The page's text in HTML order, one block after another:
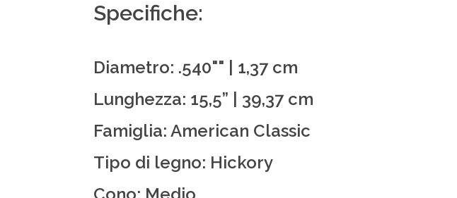
Specifiche:
Diametro: .540"" | 1,37 cm
Lunghezza: 15,5” | 39,37 cm
Famiglia: American Classic
Tipo di legno: Hickory